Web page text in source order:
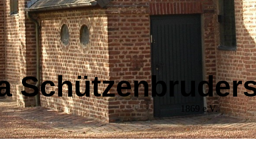
1869 e.V.